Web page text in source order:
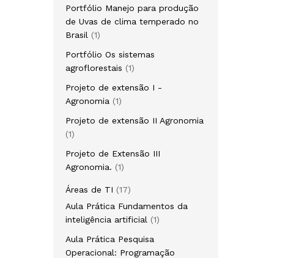
Portfólio Manejo para produção
de Uvas de clima temperado no
Brasil
11
Portfólio Os sistemas
agroflorestais
11
Projeto de extensão I -
Agronomia
11
Projeto de extensão II Agronomia
11
Projeto de Extensão III
Agronomia.
11
Áreas de TI
1717
produtos
Aula Prática Fundamentos da
inteligência artificial
11
Aula Prática Pesquisa
Operacional: Programação